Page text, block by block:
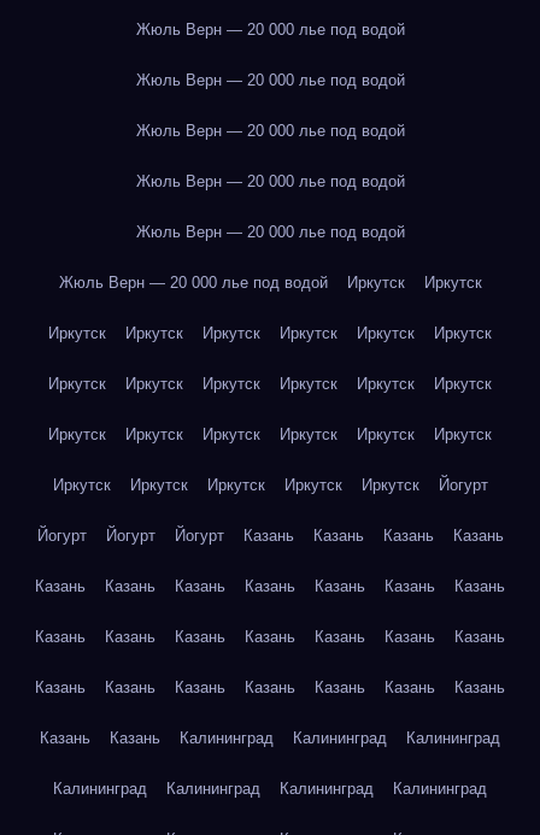
Жюль Верн — 20 000 лье под водой
Жюль Верн — 20 000 лье под водой
Жюль Верн — 20 000 лье под водой
Жюль Верн — 20 000 лье под водой
Жюль Верн — 20 000 лье под водой
Жюль Верн — 20 000 лье под водой Иркутск Иркутск
Иркутск Иркутск Иркутск Иркутск Иркутск Иркутск
Иркутск Иркутск Иркутск Иркутск Иркутск Иркутск
Иркутск Иркутск Иркутск Иркутск Иркутск Иркутск
Иркутск Иркутск Иркутск Иркутск Иркутск Йогурт
Йогурт Йогурт Йогурт Казань Казань Казань Казань
Казань Казань Казань Казань Казань Казань Казань
Казань Казань Казань Казань Казань Казань Казань
Казань Казань Казань Казань Казань Казань Казань
Казань Казань Калининград Калининград Калининград
Калининград Калининград Калининград Калининград